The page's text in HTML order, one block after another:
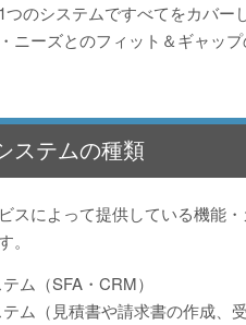
のシステムですべてをカバ
ニーズとのフィット＆ギャップ
ステムの種類
スによって提供している機能
。
ム（SFA・CRM）
ム（見積書や請求書の作成、